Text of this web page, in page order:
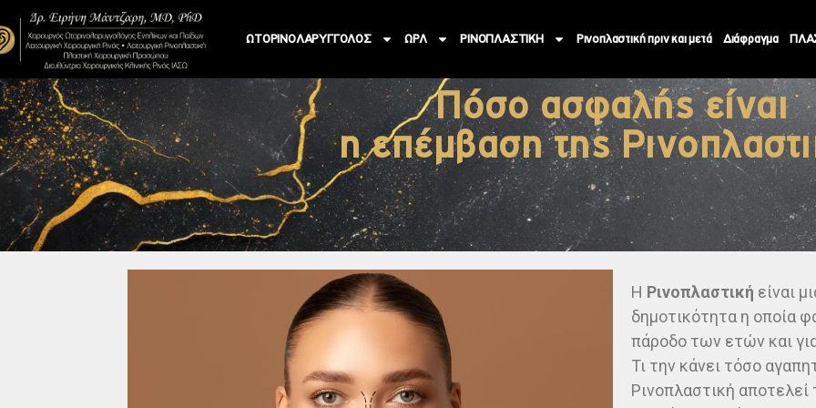
ΩΤΟΡΙΝΟΛΑΡΥΓΓΟΛΟΣ ΩΡΛ ΡΙΝΟΠΛΑΣΤΙΚΗ Ρινοπλαστική πριν και μετά Διάφραγμα
Πόσο ασφαλής είναι
η επέμβαση της
Η Ρινοπλαστική είναι
δημοτικότητα η οποία
πάροδο των ετών και
Τι την κάνει τόσο
Ρινοπλαστική αποτελεί